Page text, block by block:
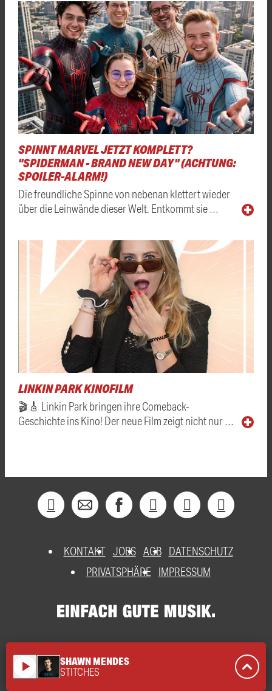
SPINNT MARVEL JETZT KOMPLETT?
"SPIDERMAN - BRAND NEW DAY" (ACHTUNG:
SPOILER-ALARM!)
Die freundliche Spinne von nebenan klettert wieder
über die Leinwände dieser Welt. Entkommt sie …
LINKIN PARK KINOFILM
🎬🎸 Linkin Park bringen ihre Comeback-
Geschichte ins Kino! Der neue Film zeigt nicht nur …
KONTAKT JOBS AGB DATENSCHUTZ
PRIVATSPHÄRE
IMPRESSUM
play_arrow SHAWN MENDES
STITCHES